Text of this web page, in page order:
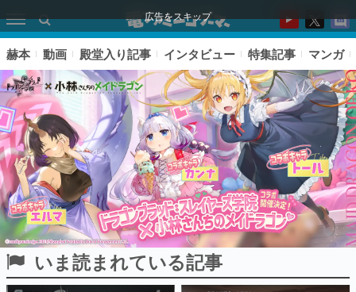
広告をスキップ
ピックアップ
赫本 動画 殿堂入り記事 インタビュー 特集記事 マンガ
いま読まれている記事